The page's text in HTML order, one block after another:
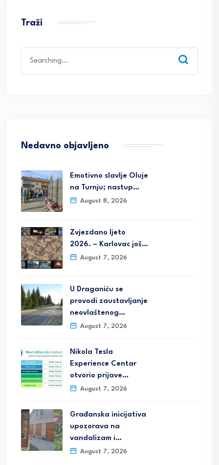
Traži
for:
Nedavno objavljeno
Emotivno slavlje Oluje
na Turnju; nastup…
August 8, 2026
Zvjezdano ljeto
2026. – Karlovac još…
August 7, 2026
U Draganiću se
provodi zaustavljanje
neovlaštenog…
August 7, 2026
Nikola Tesla
Experience Centar
otvorio prijave…
August 7, 2026
Građanska inicijativa
upozorava na
vandalizam i…
August 7, 2026